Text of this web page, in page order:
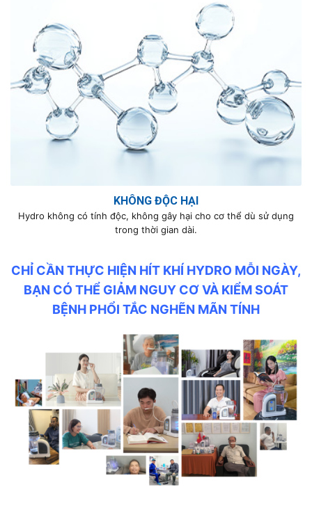
KHÔNG ĐỘC HẠI
Hydro không có tính độc, không gây hại cho cơ thể dù sử dụng
trong thời gian dài.
CHỈ CẦN THỰC HIỆN HÍT KHÍ HYDRO MỖI NGÀY,
BẠN CÓ THỂ GIẢM NGUY CƠ VÀ KIỂM SOÁT
BỆNH PHỔI TẮC NGHẼN MÃN TÍNH